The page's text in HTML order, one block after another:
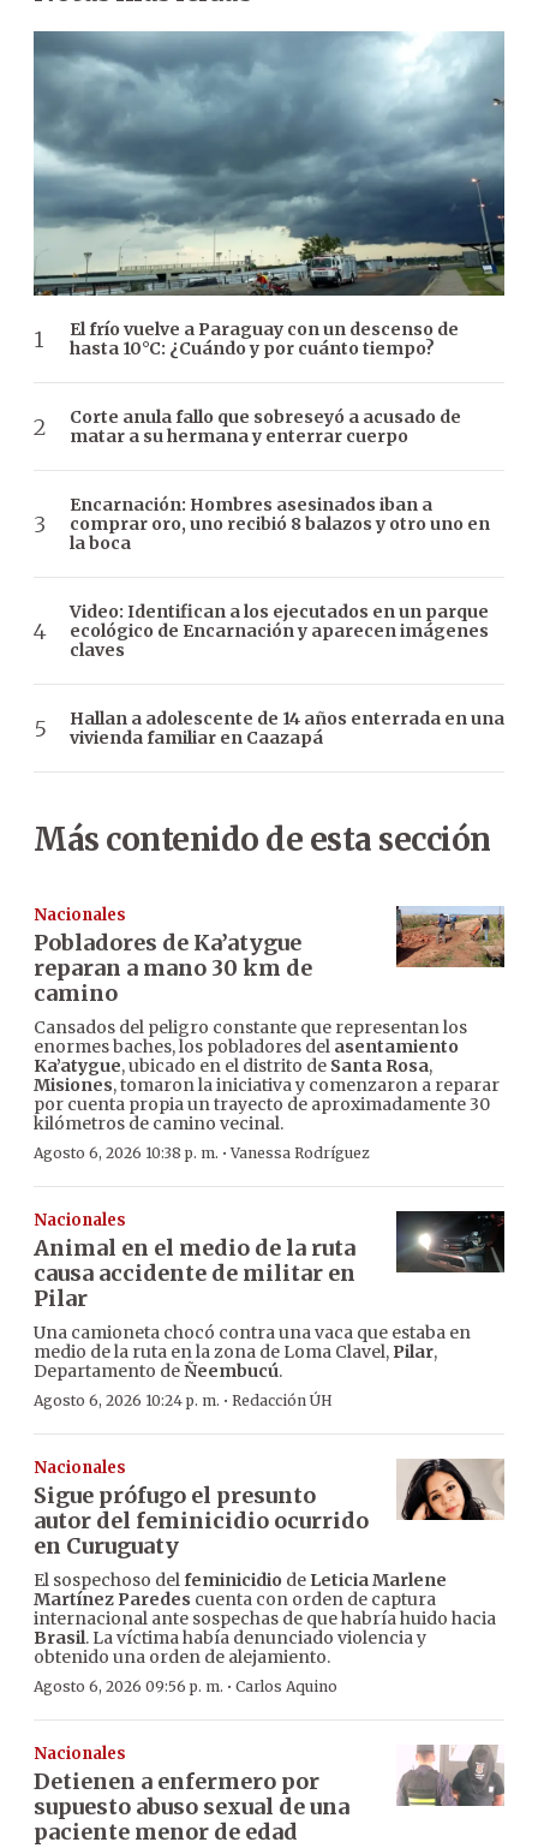
El frío vuelve a Paraguay con un descenso de
hasta 10°C: ¿Cuándo y por cuánto tiempo?
Corte anula fallo que sobreseyó a acusado de
matar a su hermana y enterrar cuerpo
Encarnación: Hombres asesinados iban a
comprar oro, uno recibió 8 balazos y otro uno en
la boca
Video: Identifican a los ejecutados en un parque
ecológico de Encarnación y aparecen imágenes
claves
Hallan a adolescente de 14 años enterrada en una
vivienda familiar en Caazapá
Más contenido de esta sección
Nacionales
Pobladores de Ka’atygue
reparan a mano 30 km de
camino
Cansados del peligro constante que representan los
enormes baches, los pobladores del asentamiento
Ka’atygue, ubicado en el distrito de Santa Rosa,
Misiones, tomaron la iniciativa y comenzaron a reparar
por cuenta propia un trayecto de aproximadamente 30
kilómetros de camino vecinal.
Agosto 6, 2026 10:38 p. m. ·Vanessa Rodríguez
Nacionales
Animal en el medio de la ruta
causa accidente de militar en
Pilar
Una camioneta chocó contra una vaca que estaba en
medio de la ruta en la zona de Loma Clavel, Pilar,
Departamento deÑeembucú.
Agosto 6, 2026 10:24 p. m. · Redacción ÚH
Nacionales
Sigue prófugo el presunto
autor del feminicidio ocurrido
en Curuguaty
El sospechoso delfeminicidio de Leticia Marlene
Martínez Paredes cuenta con orden de captura
internacional ante sospechas de que habría huido hacia
Brasil. La víctima había denunciado violencia y
obtenido una orden de alejamiento.
Agosto 6, 2026 09:56 p. m. · Carlos Aquino
Nacionales
Detienen a enfermero por
supuesto abuso sexual de una
paciente menor de edad